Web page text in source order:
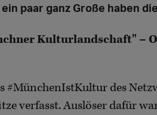
paar ganz Große haben
Kulturlandschaft" –
des
verfasst. Auslöser dafür